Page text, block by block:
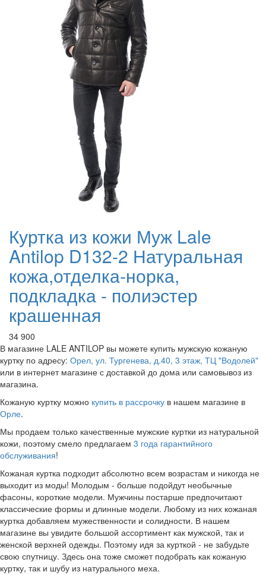
Куртка из кожи Муж Lale
Antilop D132-2 Натуральная
кожа,отделка-норка,
подкладка - полиэстер
крашенная
34 900
В магазине LALE ANTILOP вы можете купить мужскую кожаную
куртку по адресу: Орел, ул. Тургенева, д.40, 3 этаж, ТЦ "Водолей"
или в интернет магазине с доставкой до дома или самовывоз из
магазина.
Кожаную куртку можно купить в рассрочку в нашем магазине в
Орле.
Мы продаем только качественные мужские куртки из натуральной
кожи, поэтому смело предлагаем 3 года гарантийного
обслуживания!
Кожаная куртка подходит абсолютно всем возрастам и никогда не
выходит из моды! Молодым - больше подойдут необычные
фасоны, короткие модели. Мужчины постарше предпочитают
классические формы и длинные модели. Любому из них кожаная
куртка добавляем мужественности и солидности. В нашем
магазине вы увидите большой ассортимент как мужской, так и
женской верхней одежды. Поэтому идя за курткой - не забудьте
свою спутницу. Здесь она тоже сможет подобрать как кожаную
куртку, так и шубу из натурального меха.